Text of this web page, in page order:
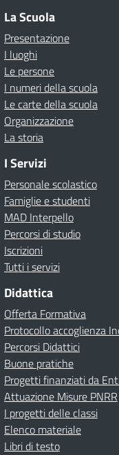
La Scuola
Presentazione
I luoghi
Le persone
I numeri della scuola
Le carte della scuola
Organizzazione
La storia
I Servizi
Personale scolastico
Famiglie e studenti
MAD Interpello
Percorsi di studio
Iscrizioni
Tutti i servizi
Didattica
Offerta Formativa
Protocollo accoglienza
Percorsi Didattici
Buone pratiche
Progetti finanziati da
Attuazione Misure PNRR
I progetti delle classi
Elenco materiale
Libri di testo